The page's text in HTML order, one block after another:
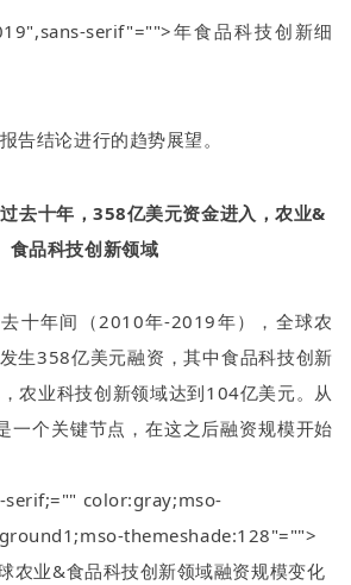
",sans-serif"="">年食品科技创新细
结论进行的趋势展望。
去十年，358亿美元资金进入，农业&
食品科技创新领域
十年间（ 2010年-2019年），全球农
生358亿美元融资，其中食品科技创新
农业科技创新领域达到104亿美元。从
一个关键节点，在这之后融资规模开始
serif;="" color:gray;mso-
themeshade:128"="">
农业&食品科技创新领域融资规模变化